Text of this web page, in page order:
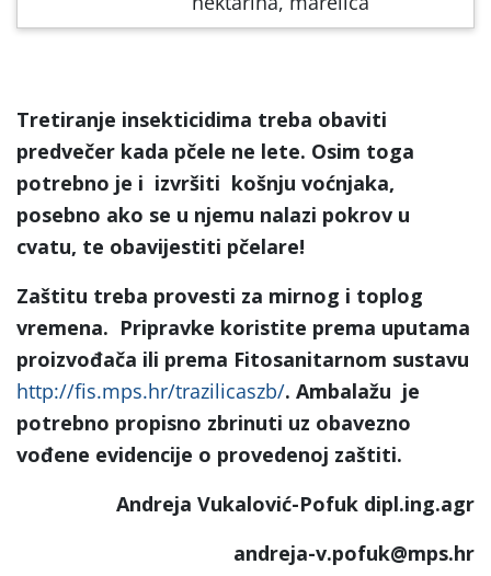
Tretiranje insekticidima treba obaviti
predvečer kada pčele ne lete. Osim toga
potrebno je i izvršiti košnju voćnjaka,
posebno ako se u njemu nalazi pokrov u
cvatu, te obavijestiti pčelare!
Zaštitu treba provesti za mirnog i toplog
vremena. Pripravke koristite prema uputama
proizvođača ili prema Fitosanitarnom sustavu
http://fis.mps.hr/trazilicaszb/. Ambalažu je
potrebno propisno zbrinuti uz obavezno
vođene evidencije o provedenoj zaštiti.
Andreja Vukalović-Pofuk dipl.ing.agr
andreja-v.pofuk@mps.hr